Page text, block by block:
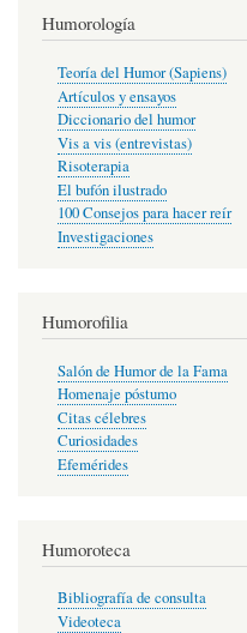
Humorología
Teoría del Humor (Sapiens)
Artículos y ensayos
Diccionario del humor
Vis a vis (entrevistas)
Risoterapia
El bufón ilustrado
100 Consejos para hacer reír
Investigaciones
Humorofilia
Salón de Humor de la Fama
Homenaje póstumo
Citas célebres
Curiosidades
Efemérides
Humoroteca
Bibliografía de consulta
Videoteca